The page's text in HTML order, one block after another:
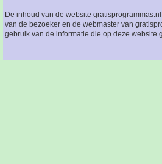
De inhoud van de website
van de bezoeker en de webmaster van
gebruik van de informatie die op deze website